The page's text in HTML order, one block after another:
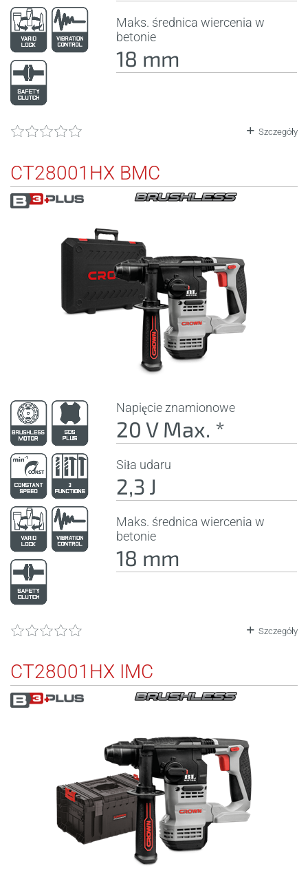
Maks. średnica wiercenia w
betonie
18 mm
Szczegóły
CT28001HX BMC
Napięcie znamionowe
20 V Max. *
Siła udaru
2,3 J
Maks. średnica wiercenia w
betonie
18 mm
Szczegóły
CT28001HX IMC